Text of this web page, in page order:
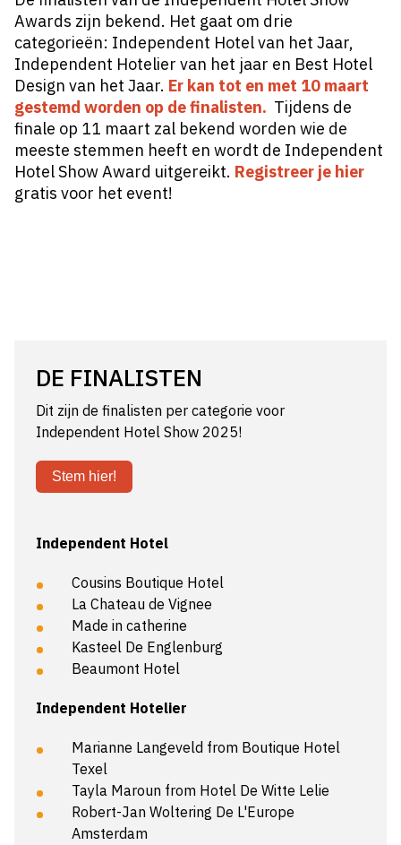
Awards zijn bekend. Het gaat om drie
categorieën: Independent Hotel van het Jaar,
Independent Hotelier van het jaar en Best Hotel
Design van het Jaar. Er kan tot en met 10 maart
gestemd worden op de finalisten. Tijdens de
finale op 11 maart zal bekend worden wie de
meeste stemmen heeft en wordt de Independent
Hotel Show Award uitgereikt. Registreer je hier
gratis voor het event!
DE FINALISTEN
Dit zijn de finalisten per categorie voor
Independent Hotel Show 2025!
Stem hier!
Independent Hotel
Cousins Boutique Hotel
La Chateau de Vignee
Made in catherine
Kasteel De Englenburg
Beaumont Hotel
Independent Hotelier
Marianne Langeveld from Boutique Hotel
Texel
Tayla Maroun from Hotel De Witte Lelie
Robert-Jan Woltering De L'Europe
Amsterdam